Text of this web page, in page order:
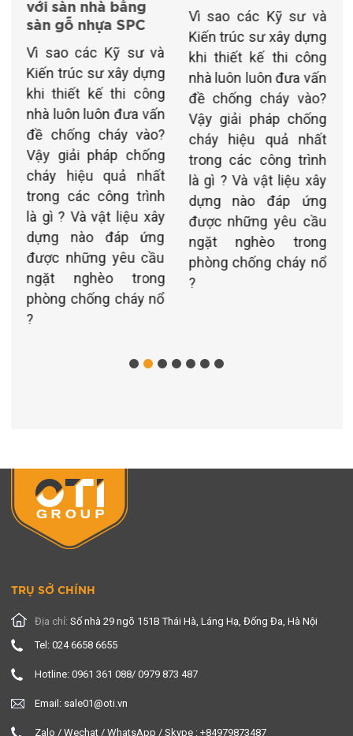
và
dựng
công
vấn
vào?
nhất
trình
xây
ứng
cầu
nổ
Vì sao các Kỹ sư và
Kiến trúc sư xây dựng
khi thiết kế thi công
nhà luôn luôn đưa vấn
đề chống cháy vào?
Vậy giải pháp chống
cháy hiệu quả nhất
trong các công trình
là gì ? Và vật liệu xây
dựng nào đáp ứng
được những yêu cầu
ngặt nghèo trong
phòng chống cháy nổ
?
văn phòng
Vì sao các Kỹ sư
Kiến trúc sư xây
khi thiết kế thi
nhà luôn luôn đưa
đề chống cháy
Vậy giải pháp
cháy hiệu quả
trong các công
là gì ? Và vật liệu
dựng nào đáp
được những yêu
ngặt nghèo
TRỤ SỞ CHÍNH
Địa chỉ: Số nhà 29 ngõ 151B Thái Hà, Láng Hạ, Đống Đa, Hà Nội
Tel: 024 6658 6655
Hotline: 0961 361 088/ 0979 873 487
Email: sale01@oti.vn
Zalo / Wechat / WhatsApp / Skype : +84979873487